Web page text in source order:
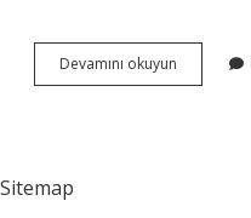
Devamını okuyun Tabanlık
Ömrü
Sitemap